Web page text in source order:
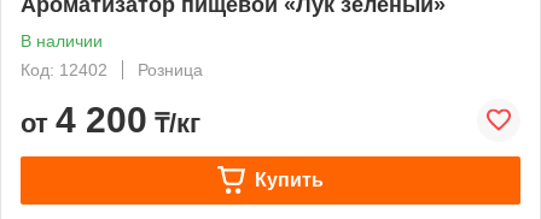
В наличии
Код: 12402
Розница
от 4 200 ₸/кг
Купить